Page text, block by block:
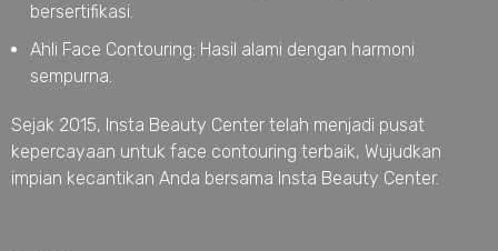
bersertifikasi.
Ahli Face Contouring: Hasil alami dengan harmoni
sempurna.
Sejak 2015, Insta Beauty Center telah menjadi pusat
kepercayaan untuk face contouring terbaik, Wujudkan
impian kecantikan Anda bersama Insta Beauty Center.